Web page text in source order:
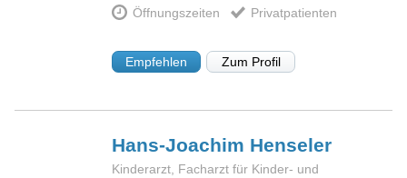
Öffnungszeiten Privatpatienten
Empfehlen Zum Profil
Hans-Joachim Henseler
Kinderarzt, Facharzt für Kinder- und